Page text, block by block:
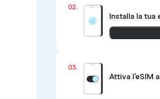
02.
Installa la tua
03.
Attiva l’eSIM